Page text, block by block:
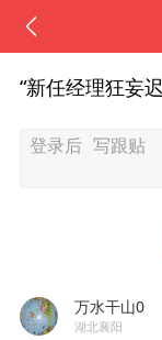
“新任经理狂妄
万水干山0
湖北襄阳